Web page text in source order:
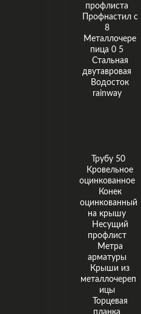
профлиста
Профнастил с
8
Металлочере
пица 0 5
Стальная
двутавровая
Водосток
rainway
Трубу 50
Кровельное
оцинкованное
Конек
оцинкованный
на крышу
Несущий
профлист
Метра
арматуры
Крыши из
металлочереп
ицы
Торцевая
планка